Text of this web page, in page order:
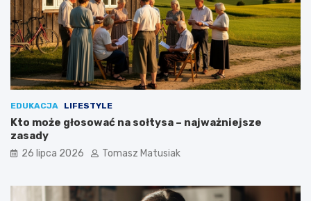
w
e
?
EDUKACJA LIFESTYLE
Kto może głosować na sołtysa – najważniejsze
zasady
26 lipca 2026 Tomasz Matusiak